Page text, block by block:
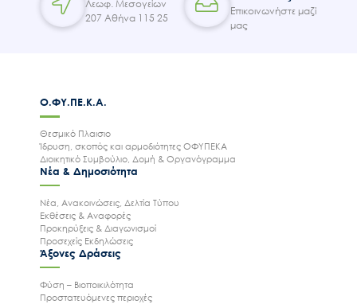
Λεωφ. Μεσογείων
207 Αθήνα 115 25
Επικοινωνήστε μαζί
μας
Ο.ΦΥ.ΠΕ.Κ.Α.
Θεσμικό Πλαισιο
Ίδρυση, σκοπός και αρμοδιότητες ΟΦΥΠΕΚΑ
Διοικητικό Συμβούλιο, Δομή & Οργανόγραμμα
Νέα & Δημοσιότητα
Νέα, Ανακοινώσεις, Δελτία Τύπου
Εκθέσεις & Αναφορές
Προκηρύξεις & Διαγωνισμοί
Προσεχείς Εκδηλώσεις
Άξονες Δράσεις
Φύση – Βιοποικιλότητα
Προστατευόμενες περιοχές